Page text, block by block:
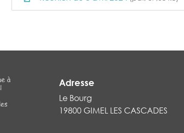
Adresse
Le Bourg
19800 GIMEL LES CASCADES